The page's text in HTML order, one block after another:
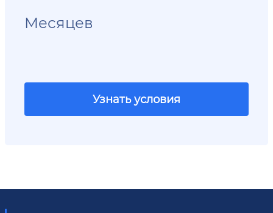
Месяцев
Узнать условия